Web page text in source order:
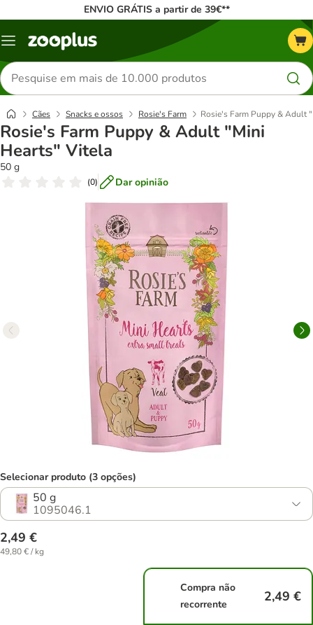
ENVIO GRÁTIS a partir de 39€**
Menu
Pesquisar
produtos
Cães Snacks e ossos Rosie's Farm Rosie's Farm Puppy & Adult
Rosie's Farm Puppy & Adult "Mini
Hearts" Vitela
50 g
(0) Dar opinião
Selecionar produto (3 opções)
50 g
1095046.1
2,49 €
49,80 € / kg
Compra não
recorrente
2,49 €